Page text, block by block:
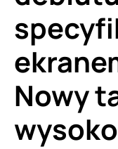
Nowy
wysoko